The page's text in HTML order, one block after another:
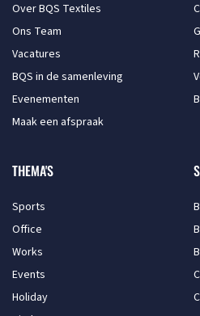
Over BQS Textiles
Ons Team
Vacatures
BQS in de samenleving
Evenementen
Maak een afspraak
THEMA'S
Sports
Office
Works
Events
Holiday